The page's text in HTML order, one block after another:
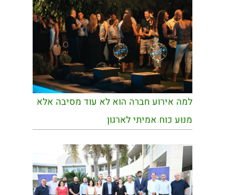
למה אירוע חברה הוא לא עוד מסיבה אלא
מנוע כוח אמיתי לארגון